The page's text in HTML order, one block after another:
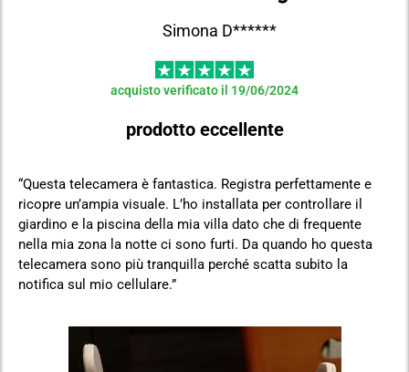
Simona D******
acquisto verificato il 19/06/2024
prodotto eccellente
“Questa telecamera è fantastica. Registra perfettamente e
ricopre un’ampia visuale. L’ho installata per controllare il
giardino e la piscina della mia villa dato che di frequente
nella mia zona la notte ci sono furti. Da quando ho questa
telecamera sono più tranquilla perché scatta subito la
notifica sul mio cellulare.”